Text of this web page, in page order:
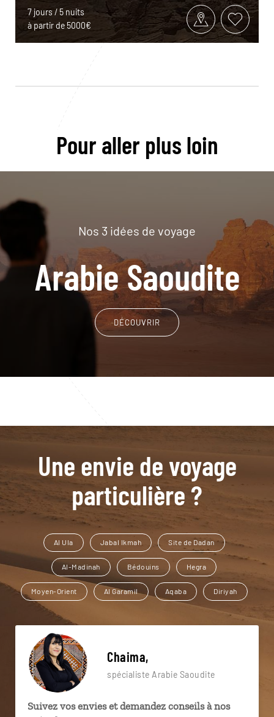
7 jours / 5 nuits
à partir de 5000€
Pour aller plus loin
Nos 3 idées de voyage
Arabie Saoudite
DÉCOUVRIR
Une envie de voyage
particulière ?
Al Ula Jabal Ikmah Site de Dadan
Al-Madinah Bédouins Hegra
Moyen-Orient Al Garamil Aqaba Diriyah
Chaima,
spécialiste Arabie Saoudite
Suivez vos envies et demandez conseils à nos